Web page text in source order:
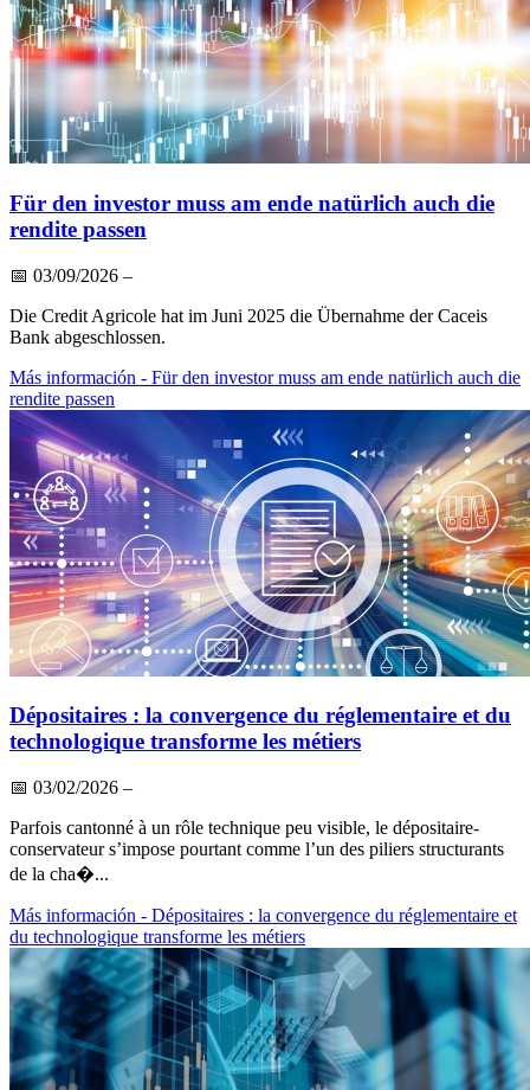
Für den investor muss am ende natürlich auch die
rendite passen
📅 03/09/2026 –
Die Credit Agricole hat im Juni 2025 die Übernahme der Caceis
Bank abgeschlossen.
Más información - Für den investor muss am ende natürlich auch die
rendite passen
Dépositaires : la convergence du réglementaire et du
technologique transforme les métiers
📅 03/02/2026 –
Parfois cantonné à un rôle technique peu visible, le dépositaire-
conservateur s’impose pourtant comme l’un des piliers structurants
de la cha�...
Más información - Dépositaires : la convergence du réglementaire et
du technologique transforme les métiers